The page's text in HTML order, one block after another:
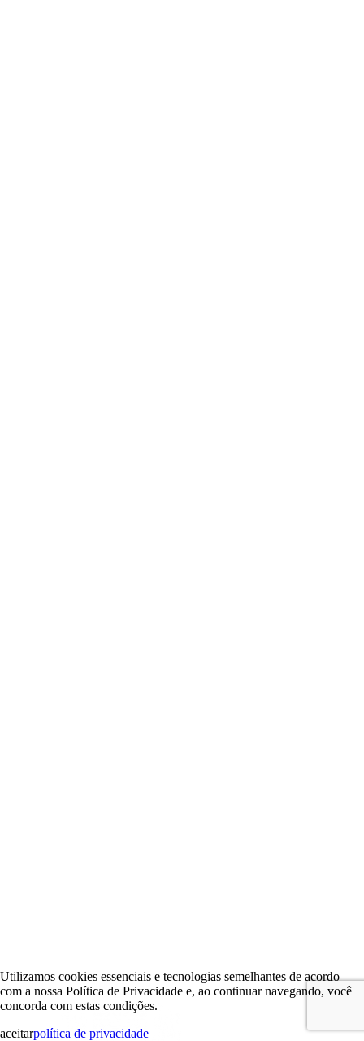
Utilizamos cookies essenciais e tecnologias semelhantes de acordo
com a nossa Política de Privacidade e, ao continuar navegando, você
concorda com estas condições.
aceitarpolítica de privacidade